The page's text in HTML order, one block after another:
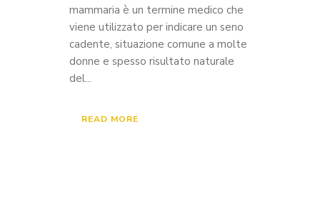
mammaria è un termine medico che
viene utilizzato per indicare un seno
cadente, situazione comune a molte
donne e spesso risultato naturale
del...
READ MORE